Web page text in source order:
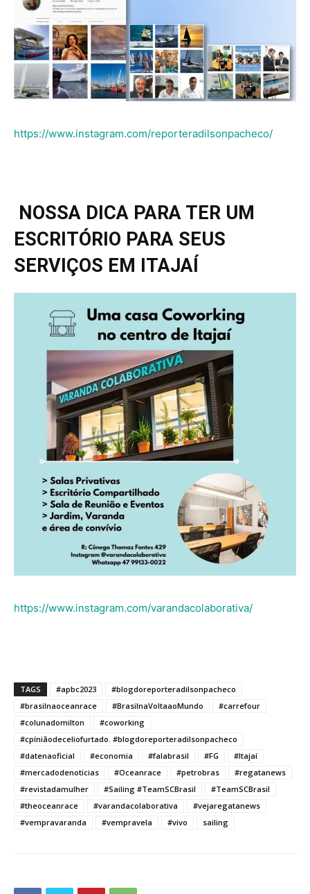
https://www.instagram.com/reporteradilsonpacheco/
NOSSA DICA PARA TER UM
ESCRITÓRIO PARA SEUS
SERVIÇOS EM ITAJAÍ
https://www.instagram.com/varandacolaborativa/
TAGS #apbc2023
#blogdoreporteradilsonpacheco
#brasilnaoceanrace
#BrasilnaVoltaaoMundo
#carrefour
#colunadomilton
#coworking
#cpíniãodeceliofurtado. #blogdoreporteradilsonpacheco
#datenaoficial
#economia #falabrasil #FG
#Itajaí
#mercadodenoticias
#Oceanrace #petrobras
#regatanews
#revistadamulher
#Sailing #TeamSCBrasil
#TeamSCBrasil
#theoceanrace
#varandacolaborativa
#vejaregatanews
#vempravaranda
#vempravela #vivo sailing